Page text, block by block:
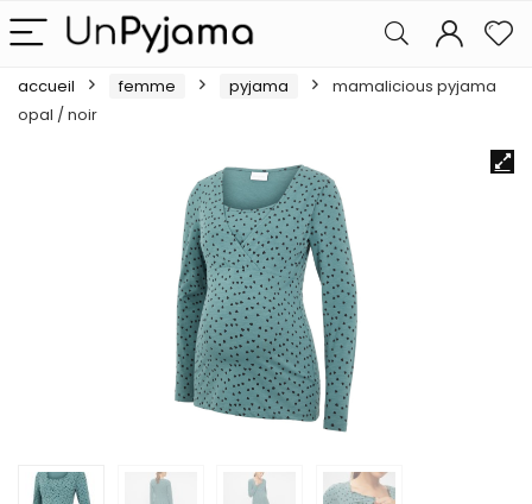
accueil femme pyjama
mamalicious pyjama
opal / noir